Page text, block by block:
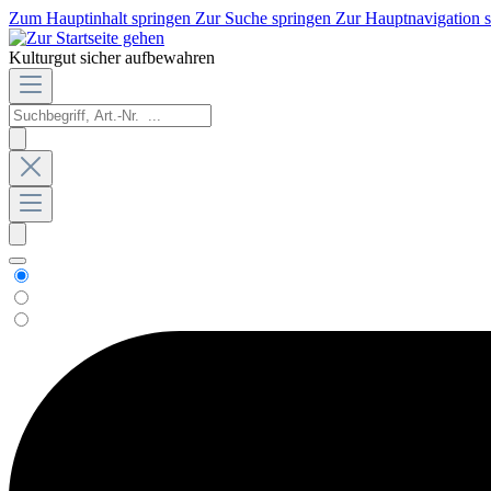
Zum Hauptinhalt springen Zur Suche springen Zur Hauptnavigation
Kulturgut sicher aufbewahren